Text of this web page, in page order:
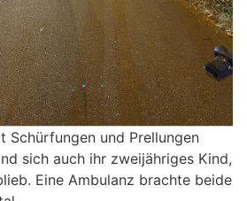
Schürfungen und Prellungen
sich auch ihr zweijähriges Kind,
Eine Ambulanz brachte beide